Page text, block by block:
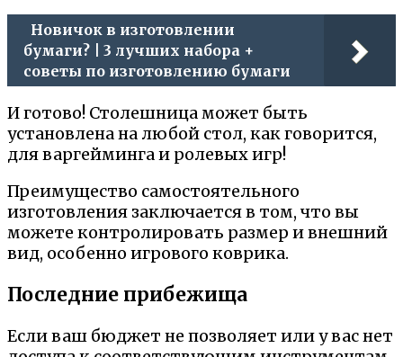
Новичок в изготовлении
бумаги? | 3 лучших набора +
советы по изготовлению бумаги
И готово! Столешница может быть
установлена на любой стол, как говорится,
для варгейминга и ролевых игр!
Преимущество самостоятельного
изготовления заключается в том, что вы
можете контролировать размер и внешний
вид, особенно игрового коврика.
Последние прибежища
Если ваш бюджет не позволяет или у вас нет